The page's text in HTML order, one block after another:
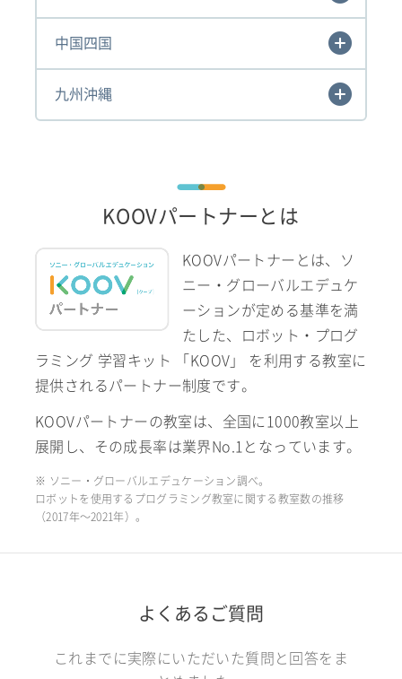
中国四国
九州沖縄
KOOVパートナーとは
KOOVパートナーとは、ソ
ニー・グローバルエデュケ
ーションが定める基準を満
たした、ロボット・プログ
ラミング 学習キット 「KOOV」 を利用する教室に
提供されるパートナー制度です。
KOOVパートナーの教室は、全国に1000教室以上
展開し、その成長率は業界No.1となっています。
※ ソニー・グローバルエデュケーション調べ。
ロボットを使用するプログラミング教室に関する教室数の推移
（2017年〜2021年）。
よくあるご質問
これまでに実際にいただいた質問と回答をま